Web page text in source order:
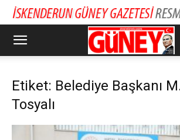
Etiket: Belediye Başkanı
Tosyalı